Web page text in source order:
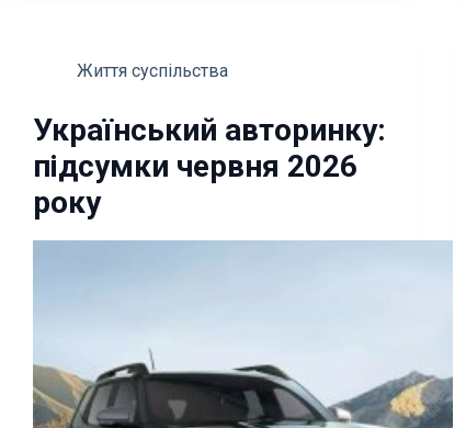
Життя суспільства
Український авторинку:
підсумки червня 2026
року